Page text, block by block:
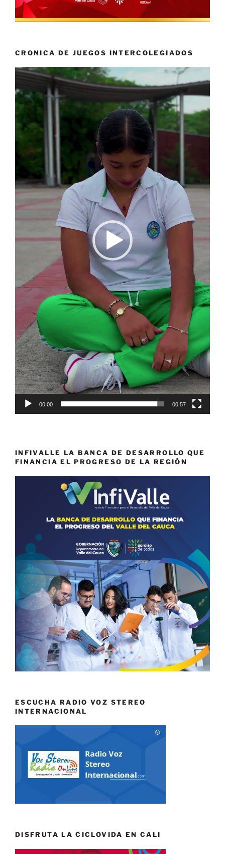
CRONICA DE JUEGOS INTERCOLEGIADOS
Reproductor
vídeo
00:00 00:57
INFIVALLE LA BANCA DE DESARROLLO QUE
FINANCIA EL PROGRESO DE LA REGIÓN
ESCUCHA RADIO VOZ STEREO
INTERNACIONAL
DISFRUTA LA CICLOVIDA EN CALI